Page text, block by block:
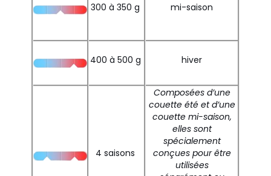
300 à 350 g mi-saison
400 à 500 g hiver
4 saisons
Composées d’une
couette été et d’une
couette mi-saison,
elles sont
spécialement
conçues pour être
utilisées